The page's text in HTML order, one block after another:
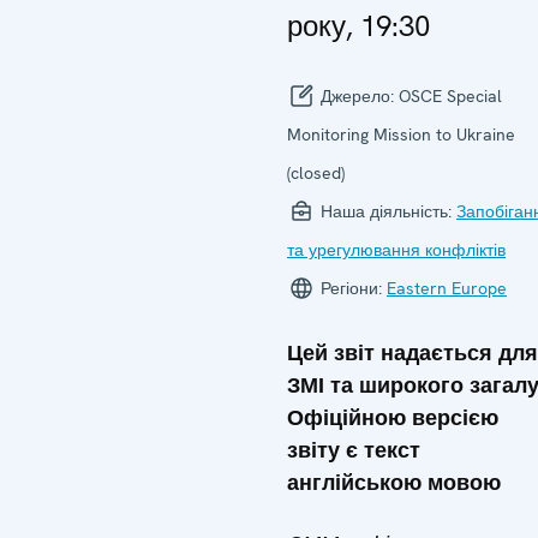
року, 19:30
Джерело: OSCE Special
Monitoring Mission to Ukraine
(closed)
Наша діяльність:
та урегулювання конфліктів
Регіони: Eastern Europe
Цей звіт надається для
ЗМІ та широкого
Офіційною версією
звіту є текст
англійською мовою